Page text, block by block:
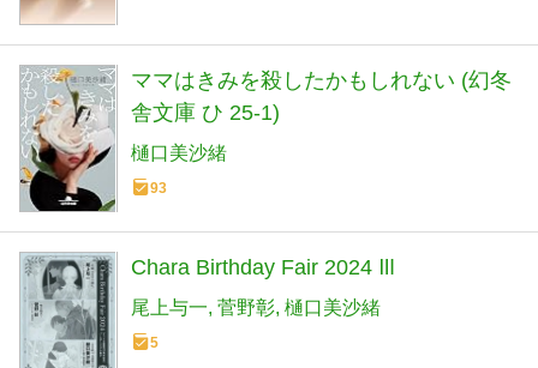
ママはきみを殺したかもしれない (幻冬
舎文庫 ひ 25-1)
樋口美沙緒
93
Chara Birthday Fair 2024 Ⅲ
尾上与一 菅野彰 樋口美沙緒
5